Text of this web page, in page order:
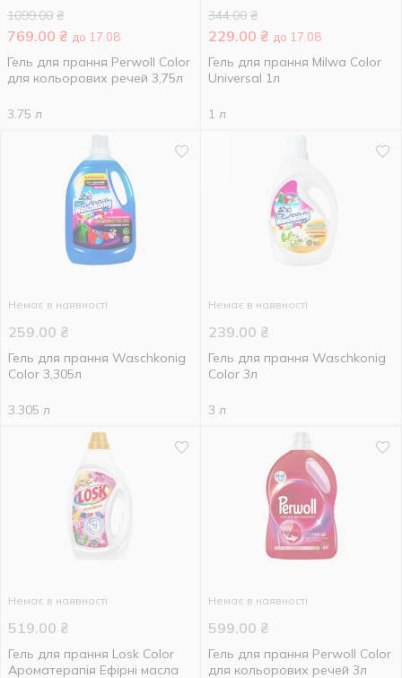
1099.00 ₴
769.00 ₴ до 17.08
Гель для прання Perwoll Color
для кольорових речей 3,75л
3.75 л
344.00 ₴
229.00 ₴ до 17.08
Гель для прання Milwa Color
Universal 1л
1 л
Немає в наявності
259.00 ₴
Гель для прання Waschkonig
Color 3,305л
3.305 л
Немає в наявності
239.00 ₴
Гель для прання Waschkonig
Color 3л
3 л
Немає в наявності
519.00 ₴
Гель для прання Losk Color
Ароматерапія Ефірні масла
Немає в наявності
599.00 ₴
Гель для прання Perwoll Color
для кольорових речей 3л